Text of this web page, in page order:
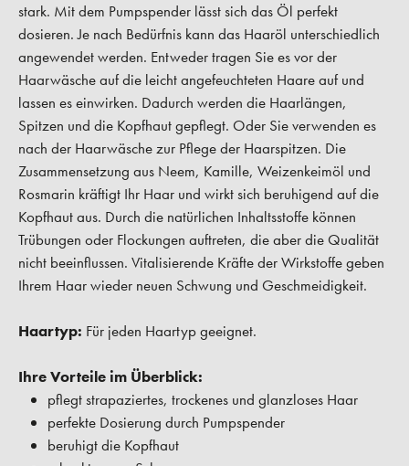
stark. Mit dem Pumpspender lässt sich das Öl perfekt
dosieren. Je nach Bedürfnis kann das Haaröl unterschiedlich
angewendet werden. Entweder tragen Sie es vor der
Haarwäsche auf die leicht angefeuchteten Haare auf und
lassen es einwirken. Dadurch werden die Haarlängen,
Spitzen und die Kopfhaut gepflegt. Oder Sie verwenden es
nach der Haarwäsche zur Pflege der Haarspitzen. Die
Zusammensetzung aus Neem, Kamille, Weizenkeimöl und
Rosmarin kräftigt Ihr Haar und wirkt sich beruhigend auf die
Kopfhaut aus. Durch die natürlichen Inhaltsstoffe können
Trübungen oder Flockungen auftreten, die aber die Qualität
nicht beeinflussen. Vitalisierende Kräfte der Wirkstoffe geben
Ihrem Haar wieder neuen Schwung und Geschmeidigkeit.
Haartyp: Für jeden Haartyp geeignet.
Ihre Vorteile im Überblick:
pflegt strapaziertes, trockenes und glanzloses Haar
perfekte Dosierung durch Pumpspender
beruhigt die Kopfhaut